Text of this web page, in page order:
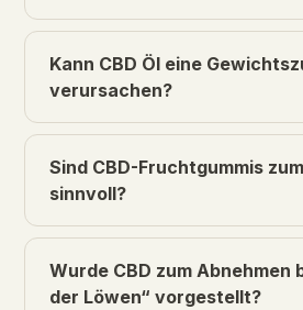
Kann CBD Öl eine
verursachen?
Sind CBD-Fruchtgummis
sinnvoll?
Wurde CBD zum Abnehmen
der Löwen“ vorgestellt?